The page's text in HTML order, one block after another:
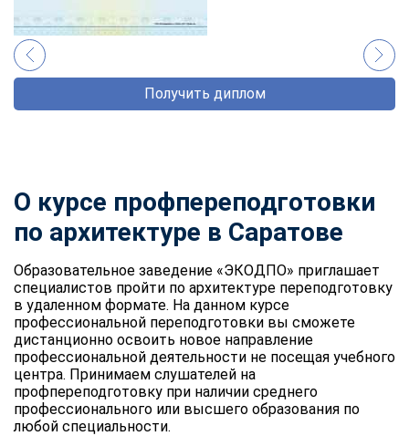
Получить диплом
О курсе профпереподготовки
по архитектуре в Саратове
Образовательное заведение «ЭКОДПО» приглашает
специалистов пройти по архитектуре переподготовку
в удаленном формате. На данном курсе
профессиональной переподготовки вы сможете
дистанционно освоить новое направление
профессиональной деятельности не посещая учебного
центра. Принимаем слушателей на
профпереподготовку при наличии среднего
профессионального или высшего образования по
любой специальности.